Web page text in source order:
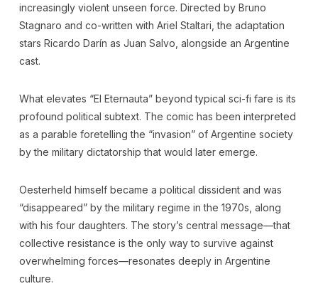
increasingly violent unseen force. Directed by Bruno
Stagnaro and co-written with Ariel Staltari, the adaptation
stars Ricardo Darín as Juan Salvo, alongside an Argentine
cast.
What elevates “El Eternauta” beyond typical sci-fi fare is its
profound political subtext. The comic has been interpreted
as a parable foretelling the “invasion” of Argentine society
by the military dictatorship that would later emerge.
Oesterheld himself became a political dissident and was
“disappeared” by the military regime in the 1970s, along
with his four daughters. The story’s central message—that
collective resistance is the only way to survive against
overwhelming forces—resonates deeply in Argentine
culture.